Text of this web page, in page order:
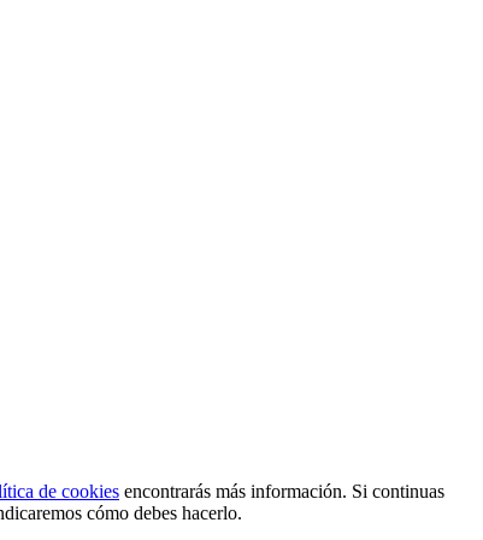
de cookies encontrarás más información. Si continuas
cómo debes hacerlo.